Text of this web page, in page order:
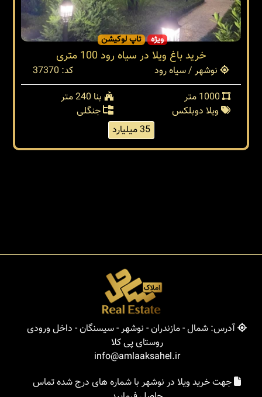
ویژه تاپ لوکیشن
خرید باغ ویلا در سیاه رود 100 متری
نوشهر / سیاه رود
کد: 37370
بنا 240 متر
ویلا دوبلکس
جنگلی
35 میلیارد
آدرس: شمال - مازندران - نوشهر - سیسنگان - داخل ورودی
روستای پی کلا
info@amlaaksahel.ir
جهت خرید ویلا در نوشهر با شماره های درج شده تماس